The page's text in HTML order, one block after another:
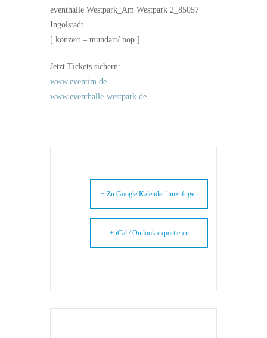
eventhalle Westpark_Am Westpark 2_85057
Ingolstadt
[ konzert – mundart/ pop ]
Jetzt Tickets sichern:
www.eventim.de
www.eventhalle-westpark.de
+ Zu Google Kalender hinzufügen
+ iCal / Outlook exportieren